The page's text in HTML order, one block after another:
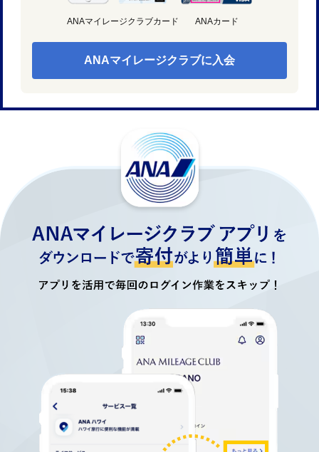
ANAマイレージクラブカード ANAカード
ANAマイレージクラブに入会